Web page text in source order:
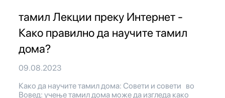
тамил Лекции преку Интернет -
Како правилно да научите тамил
дома?
09.08.2023
Како да научите тамил дома: Совети и совети во
Вовед: учење тамил дома може да изгледа како